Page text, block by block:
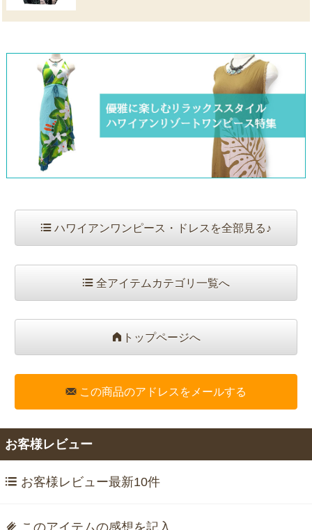
ハワイアンワンピース・ドレスを全部見る♪
全アイテムカテゴリ一覧へ
トップページへ
この商品のアドレスをメールする
お客様レビュー
お客様レビュー最新10件
このアイテムの感想を記入